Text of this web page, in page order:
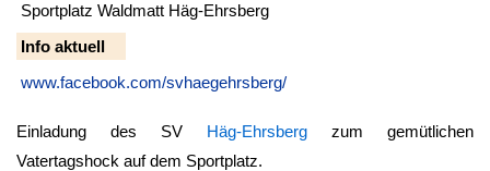
Sportplatz Waldmatt Häg-Ehrsberg
Info aktuell
www.facebook.com/svhaegehrsberg/
Einladung des SV Häg-Ehrsberg zum gemütlichen
Vatertagshock auf dem Sportplatz.